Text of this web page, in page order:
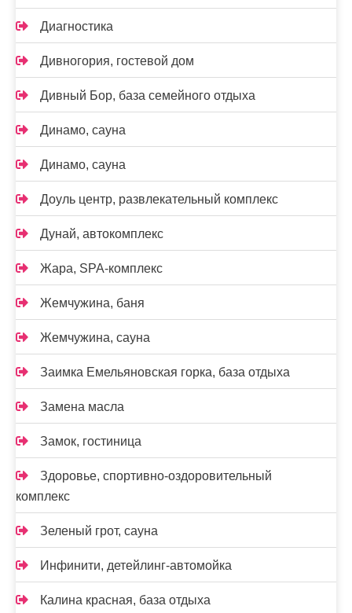
Диагностика
Дивногория, гостевой дом
Дивный Бор, база семейного отдыха
Динамо, сауна
Динамо, сауна
Доуль центр, развлекательный комплекс
Дунай, автокомплекс
Жара, SPA-комплекс
Жемчужина, баня
Жемчужина, сауна
Заимка Емельяновская горка, база отдыха
Замена масла
Замок, гостиница
Здоровье, спортивно-оздоровительный
комплекс
Зеленый грот, сауна
Инфинити, детейлинг-автомойка
Калина красная, база отдыха